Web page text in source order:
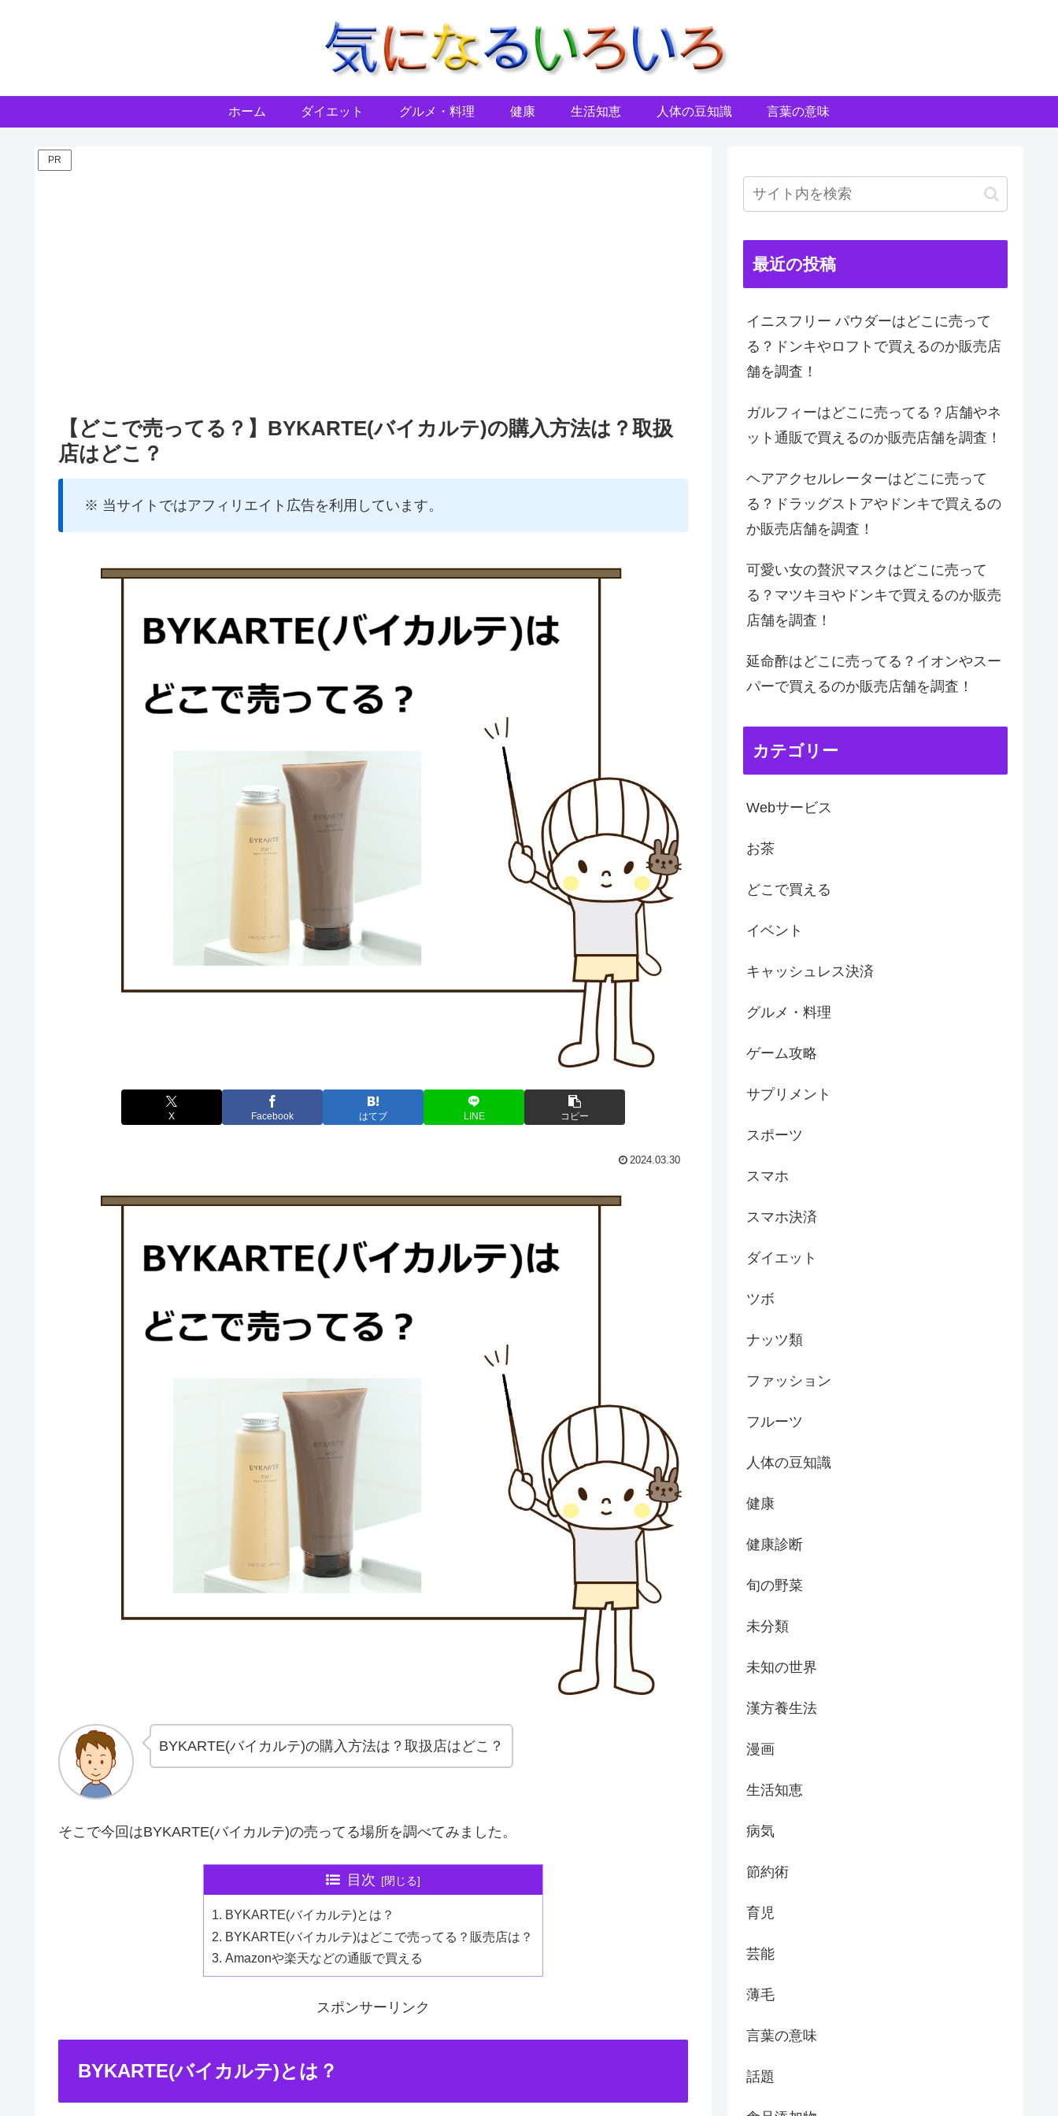
ホーム ダイエット グルメ・料理 健康 生活知恵 人体の豆知識 言葉の意味
PR
【どこで売ってる？】BYKARTE(バイカルテ)の購入方法は？取扱
店はどこ？
※ 当サイトではアフィリエイト広告を利用しています。
X Facebook はてブ LINE コピー
2024.03.30
BYKARTE(バイカルテ)の購入方法は？取扱店はどこ？
そこで今回はBYKARTE(バイカルテ)の売ってる場所を調べてみました。
目次
BYKARTE(バイカルテ)とは？
BYKARTE(バイカルテ)はどこで売ってる？販売店は？
Amazonや楽天などの通販で買える
スポンサーリンク
BYKARTE(バイカルテ)とは？
最近の投稿
イニスフリー パウダーはどこに売って
る？ドンキやロフトで買えるのか販売店
舗を調査！
ガルフィーはどこに売ってる？店舗やネ
ット通販で買えるのか販売店舗を調査！
ヘアアクセルレーターはどこに売って
る？ドラッグストアやドンキで買えるの
か販売店舗を調査！
可愛い女の贅沢マスクはどこに売って
る？マツキヨやドンキで買えるのか販売
店舗を調査！
延命酢はどこに売ってる？イオンやスー
パーで買えるのか販売店舗を調査！
カテゴリー
Webサービス
お茶
どこで買える
イベント
キャッシュレス決済
グルメ・料理
ゲーム攻略
サプリメント
スポーツ
スマホ
スマホ決済
ダイエット
ツボ
ナッツ類
ファッション
フルーツ
人体の豆知識
健康
健康診断
旬の野菜
未分類
未知の世界
漢方養生法
漫画
生活知恵
病気
節約術
育児
芸能
薄毛
言葉の意味
話題